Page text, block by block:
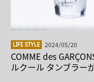
LIFE STYLE 2024/05/20
COMME des
ルクール タンブラー